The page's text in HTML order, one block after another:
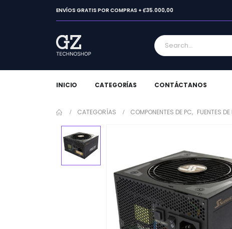
ENVÍOS GRATIS POR COMPRAS + ₡35.000,00
INICIO CATEGORÍAS CONTÁCTANOS
CATEGORÍAS COMPONENTES DE PC, FUENTES DE